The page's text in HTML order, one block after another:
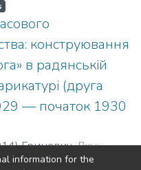
конструювання
в радянській
(друга
— початок 1930
)Гриневич, Людмила
;Hrynevych, L.;Гриневич,
information for the